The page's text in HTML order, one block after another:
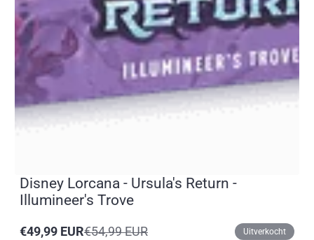
Disney Lorcana - Ursula's Return -
Illumineer's Trove
€49,99 EUR€54,99 EUR Uitverkocht